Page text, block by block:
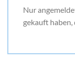
Nur
gekauft haben,